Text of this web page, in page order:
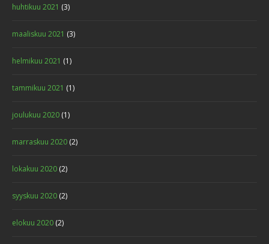
huhtikuu 2021 (3)
maaliskuu 2021 (3)
helmikuu 2021 (1)
tammikuu 2021 (1)
joulukuu 2020 (1)
marraskuu 2020 (2)
lokakuu 2020 (2)
syyskuu 2020 (2)
elokuu 2020 (2)